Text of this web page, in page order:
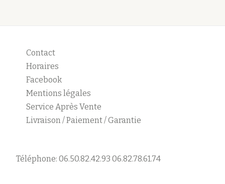
Contact
Horaires
Facebook
Mentions légales
Service Après Vente
Livraison / Paiement / Garantie
Téléphone: 06.50.82.42.93 06.82.78.61.74